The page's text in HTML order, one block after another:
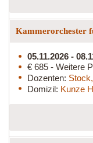
Kammerorchester
05.11.2026 -
€ 685 - Weitere
Dozenten:
Domizil: Kunze